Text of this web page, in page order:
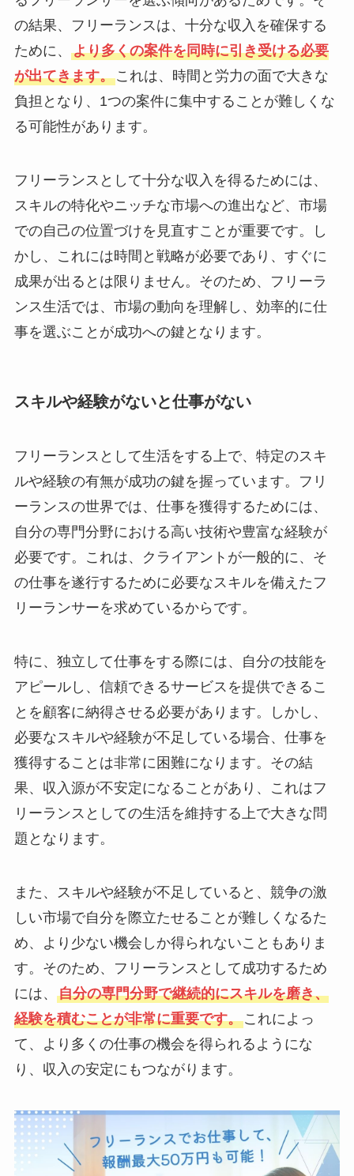
の結果、フリーランスは、十分な収入を確保する
ために、 より多くの案件を同時に引き受ける必要
が出てきます。これは、時間と労力の面で大きな
負担となり、1つの案件に集中することが難しくな
る可能性があります。
フリーランスとして十分な収入を得るためには、
スキルの特化やニッチな市場への進出など、市場
での自己の位置づけを見直すことが重要です。し
かし、これには時間と戦略が必要であり、すぐに
成果が出るとは限りません。そのため、フリーラ
ンス生活では、市場の動向を理解し、効率的に仕
事を選ぶことが成功への鍵となります。
スキルや経験がないと仕事がない
フリーランスとして生活をする上で、特定のスキ
ルや経験の有無が成功の鍵を握っています。フリ
ーランスの世界では、仕事を獲得するためには、
自分の専門分野における高い技術や豊富な経験が
必要です。これは、クライアントが一般的に、そ
の仕事を遂行するために必要なスキルを備えたフ
リーランサーを求めているからです。
特に、独立して仕事をする際には、自分の技能を
アピールし、信頼できるサービスを提供できるこ
とを顧客に納得させる必要があります。しかし、
必要なスキルや経験が不足している場合、仕事を
獲得することは非常に困難になります。その結
果、収入源が不安定になることがあり、これはフ
リーランスとしての生活を維持する上で大きな問
題となります。
また、スキルや経験が不足していると、競争の激
しい市場で自分を際立たせることが難しくなるた
め、より少ない機会しか得られないこともありま
す。そのため、フリーランスとして成功するため
には、 自分の専門分野で継続的にスキルを磨き、
経験を積むことが非常に重要です。これによっ
て、より多くの仕事の機会を得られるようにな
り、収入の安定にもつながります。